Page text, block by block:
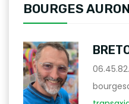
BOURGES